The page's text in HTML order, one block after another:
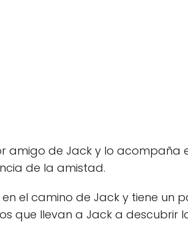
amigo de Jack y lo acompaña
de la amistad.
el camino de Jack y tiene un
que llevan a Jack a descubrir